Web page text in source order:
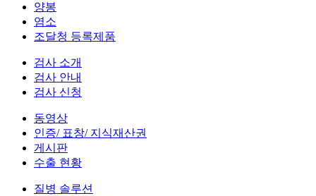
양봉
염소
조달청 등록제품
검사 소개
검사 안내
검사 신청
동영상
인증/ 표창/ 지식재산권
게시판
수출 현황
질병 솔루션